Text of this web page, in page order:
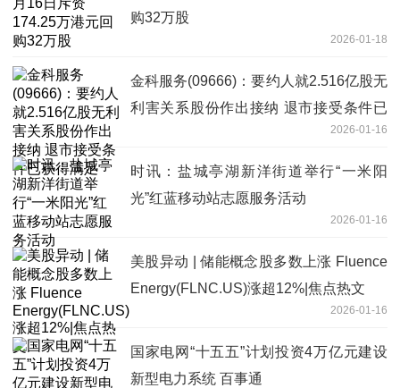
购32万股
2026-01-18
金科服务(09666)：要约人就2.516亿股无
利害关系股份作出接纳 退市接受条件已
2026-01-16
时讯：盐城亭湖新洋街道举行“一米阳
光”红蓝移动站志愿服务活动
2026-01-16
美股异动 | 储能概念股多数上涨 Fluence
Energy(FLNC.US)涨超12%|焦点热文
2026-01-16
国家电网“十五五”计划投资4万亿元建设
新型电力系统 百事通